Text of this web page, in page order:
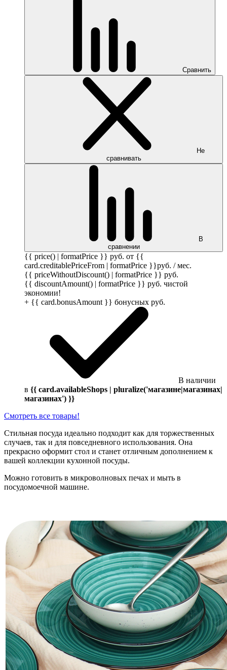
Сравнить
Не
сравнивать
В
сравнении
{{ price() | formatPrice }} руб. от {{
card.creditablePriceFrom | formatPrice }}руб. / мес.
{{ priceWithoutDiscount() | formatPrice }} руб.
{{ discountAmount() | formatPrice }} руб. чистой
экономии!
+ {{ card.bonusAmount }} бонусных руб.
В наличии
в {{ card.availableShops | pluralize('магазине|магазинах|
магазинах') }}
Смотреть все товары!
Стильная посуда идеально подходит как для торжественных
случаев, так и для повседневного использования. Она
прекрасно оформит стол и станет отличным дополнением к
вашей коллекции кухонной посуды.
Можно готовить в микроволновых печах и мыть в
посудомоечной машине.